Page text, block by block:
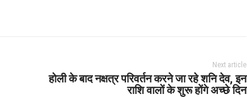
Next article
होली के बाद नक्षत्र परिवर्तन करने जा रहे शनि देव, इन
राशि वालों के शुरू होंगे अच्छे दिन